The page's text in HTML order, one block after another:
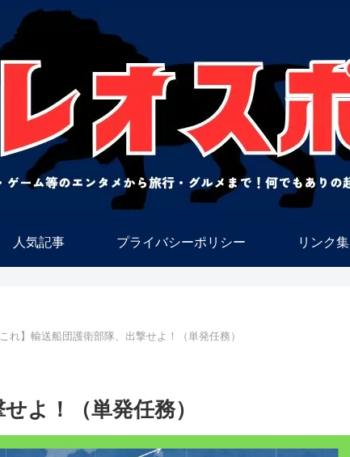
人気記事 プライバシーポリシー リンク集
れ】輸送船団護衛部隊、出撃せよ！（単発任務）
よ！（単発任務）